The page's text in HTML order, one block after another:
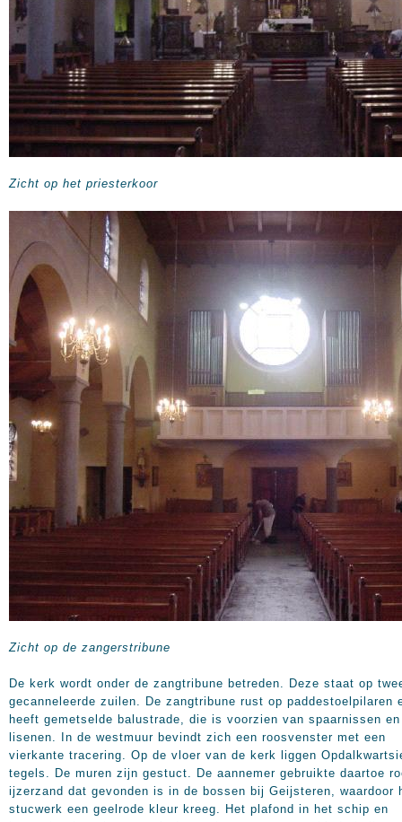
Zicht op het priesterkoor
Zicht op de zangerstribune
De kerk wordt onder de zangtribune betreden. Deze staat op
gecanneleerde zuilen. De zangtribune rust op paddestoelpilaren
heeft gemetselde balustrade, die is voorzien van spaarnissen en
lisenen. In de westmuur bevindt zich een roosvenster met een
vierkante tracering. Op de vloer van de kerk liggen
tegels. De muren zijn gestuct. De aannemer gebruikte daartoe
ijzerzand dat gevonden is in de bossen bij Geijsteren, waardoor
stucwerk een geelrode kleur kreeg. Het plafond in het schip en